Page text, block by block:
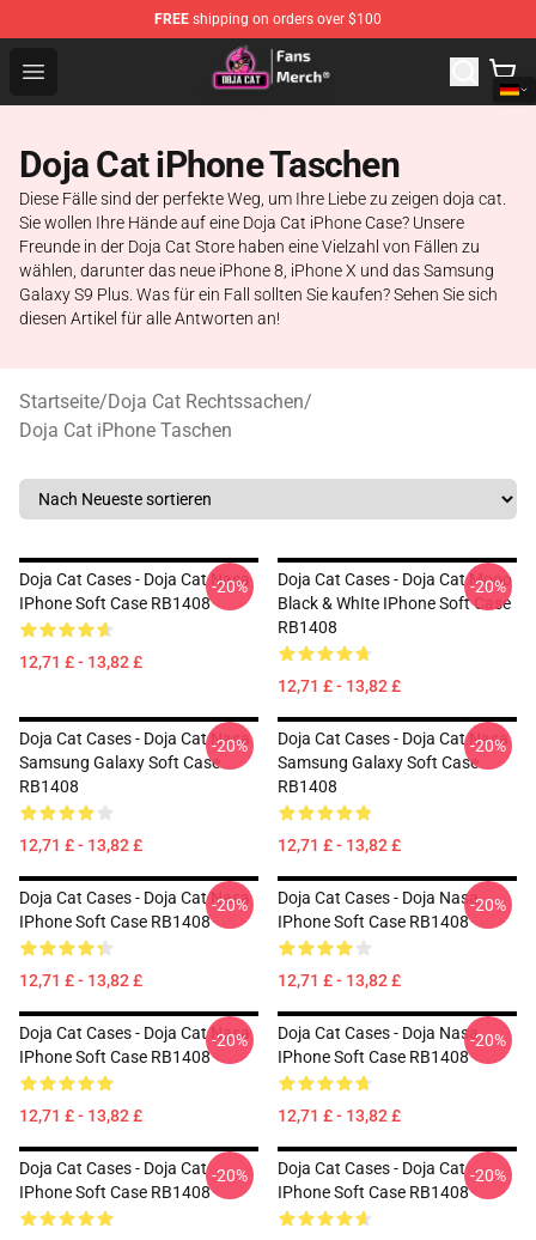
FREE shipping on orders over $100
Open menu
Doja Cat Store - Official Doja Cat Merchandise Shop
Doja Cat iPhone Taschen
Diese Fälle sind der perfekte Weg, um Ihre Liebe zu zeigen doja cat.
Sie wollen Ihre Hände auf eine Doja Cat iPhone Case? Unsere
Freunde in der Doja Cat Store haben eine Vielzahl von Fällen zu
wählen, darunter das neue iPhone 8, iPhone X und das Samsung
Galaxy S9 Plus. Was für ein Fall sollten Sie kaufen? Sehen Sie sich
diesen Artikel für alle Antworten an!
Startseite/Doja Cat Rechtssachen/
Doja Cat iPhone Taschen
Doja Cat Cases - Doja Cat Nasa
IPhone Soft Case RB1408
12,71 £ - 13,82 £
-20%
Doja Cat Cases - Doja Cat Mooo
Black & WhIte IPhone Soft Case
RB1408
12,71 £ - 13,82 £
-20%
Doja Cat Cases - Doja Cat Nasa
Samsung Galaxy Soft Case
RB1408
12,71 £ - 13,82 £
-20%
Doja Cat Cases - Doja Cat Nasa
Samsung Galaxy Soft Case
RB1408
12,71 £ - 13,82 £
-20%
Doja Cat Cases - Doja Cat Nasa
IPhone Soft Case RB1408
12,71 £ - 13,82 £
-20%
Doja Cat Cases - Doja Nasa
IPhone Soft Case RB1408
12,71 £ - 13,82 £
-20%
Doja Cat Cases - Doja Cat Nasa
IPhone Soft Case RB1408
12,71 £ - 13,82 £
-20%
Doja Cat Cases - Doja Nasa
IPhone Soft Case RB1408
12,71 £ - 13,82 £
-20%
Doja Cat Cases - Doja Cat
IPhone Soft Case RB1408
-20%
Doja Cat Cases - Doja Cat
IPhone Soft Case RB1408
-20%